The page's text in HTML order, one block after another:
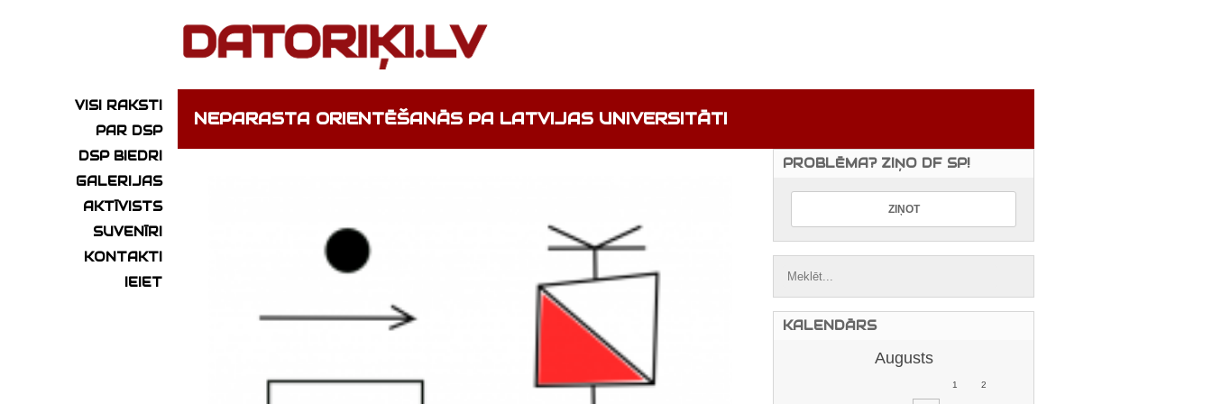
VISI RAKSTI
PAR DSP
DSP BIEDRI
GALERIJAS
AKTĪVISTS
SUVENĪRI
KONTAKTI
IEIET
NEPARASTA ORIENTĒŠANĀS PA LATVIJAS UNIVERSITĀTI
PROBLĒMA? ZIŅO DF SP!
KALENDĀRS
Augusts
1 2